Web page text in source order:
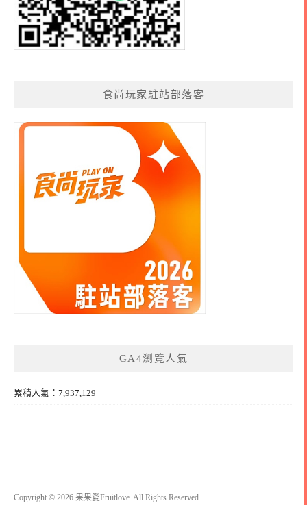
食尚玩家駐站部落客
GA4瀏覽人氣
累積人氣：7,937,129
Copyright © 2026 果果愛Fruitlove. All Rights Reserved.